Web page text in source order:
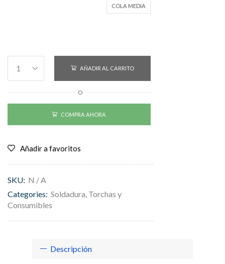
COLA MEDIA
AÑADIR AL CARRITO
O
COMPRA AHORA
Añadir a favoritos
SKU: N / A
Categories: Soldadura Torchas y
Consumibles
Descripción